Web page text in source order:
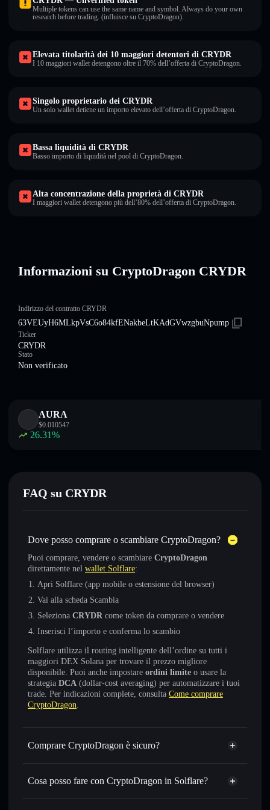
Multiple tokens can use the same name and symbol. Always do your own
research before trading. (influisce su CryptoDragon).
Elevata titolarità dei 10 maggiori detentori di CRYDR
I 10 maggiori wallet detengono oltre il 70% dell’offerta di CryptoDragon.
Singolo proprietario dei CRYDR
Un solo wallet detiene un importo elevato dell’offerta di CryptoDragon.
Bassa liquidità di CRYDR
Basso importo di liquidità nel pool di CryptoDragon.
Alta concentrazione della proprietà di CRYDR
I maggiori wallet detengono più dell’80% dell’offerta di CryptoDragon.
Informazioni su CryptoDragon CRYDR
Indirizzo del contratto CRYDR
63VEUyH6MLkpVsC6o84kfENakbeLtKAdGVwzgbuNpump
Ticker
CRYDR
Stato
Non verificato
AURA
$0.010547
26.31%
FAQ su CRYDR
Dove posso comprare o scambiare CryptoDragon?
Puoi comprare, vendere o scambiare CryptoDragon
direttamente nel wallet Solflare:
Apri Solflare (app mobile o estensione del browser)
Vai alla scheda Scambia
Seleziona CRYDR come token da comprare o vendere
Inserisci l’importo e conferma lo scambio
Solflare utilizza il routing intelligente dell’ordine su tutti i
maggiori DEX Solana per trovare il prezzo migliore
disponibile. Puoi anche impostare ordini limite o usare la
strategia DCA (dollar-cost averaging) per automatizzare i tuoi
trade. Per indicazioni complete, consulta Come comprare
CryptoDragon.
Comprare CryptoDragon è sicuro?
CryptoDragon non è verificato
Cosa posso fare con CryptoDragon in Solflare?
CryptoDragon
wallet Solflare